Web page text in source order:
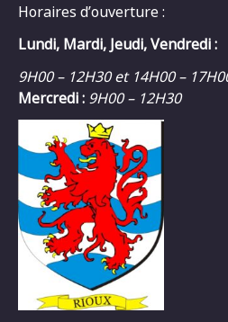
Horaires d’ouverture :
Lundi, Mardi, Jeudi, Vendredi :
9H00 – 12H30 et 14H00 –
Mercredi : 9H00 – 12H30